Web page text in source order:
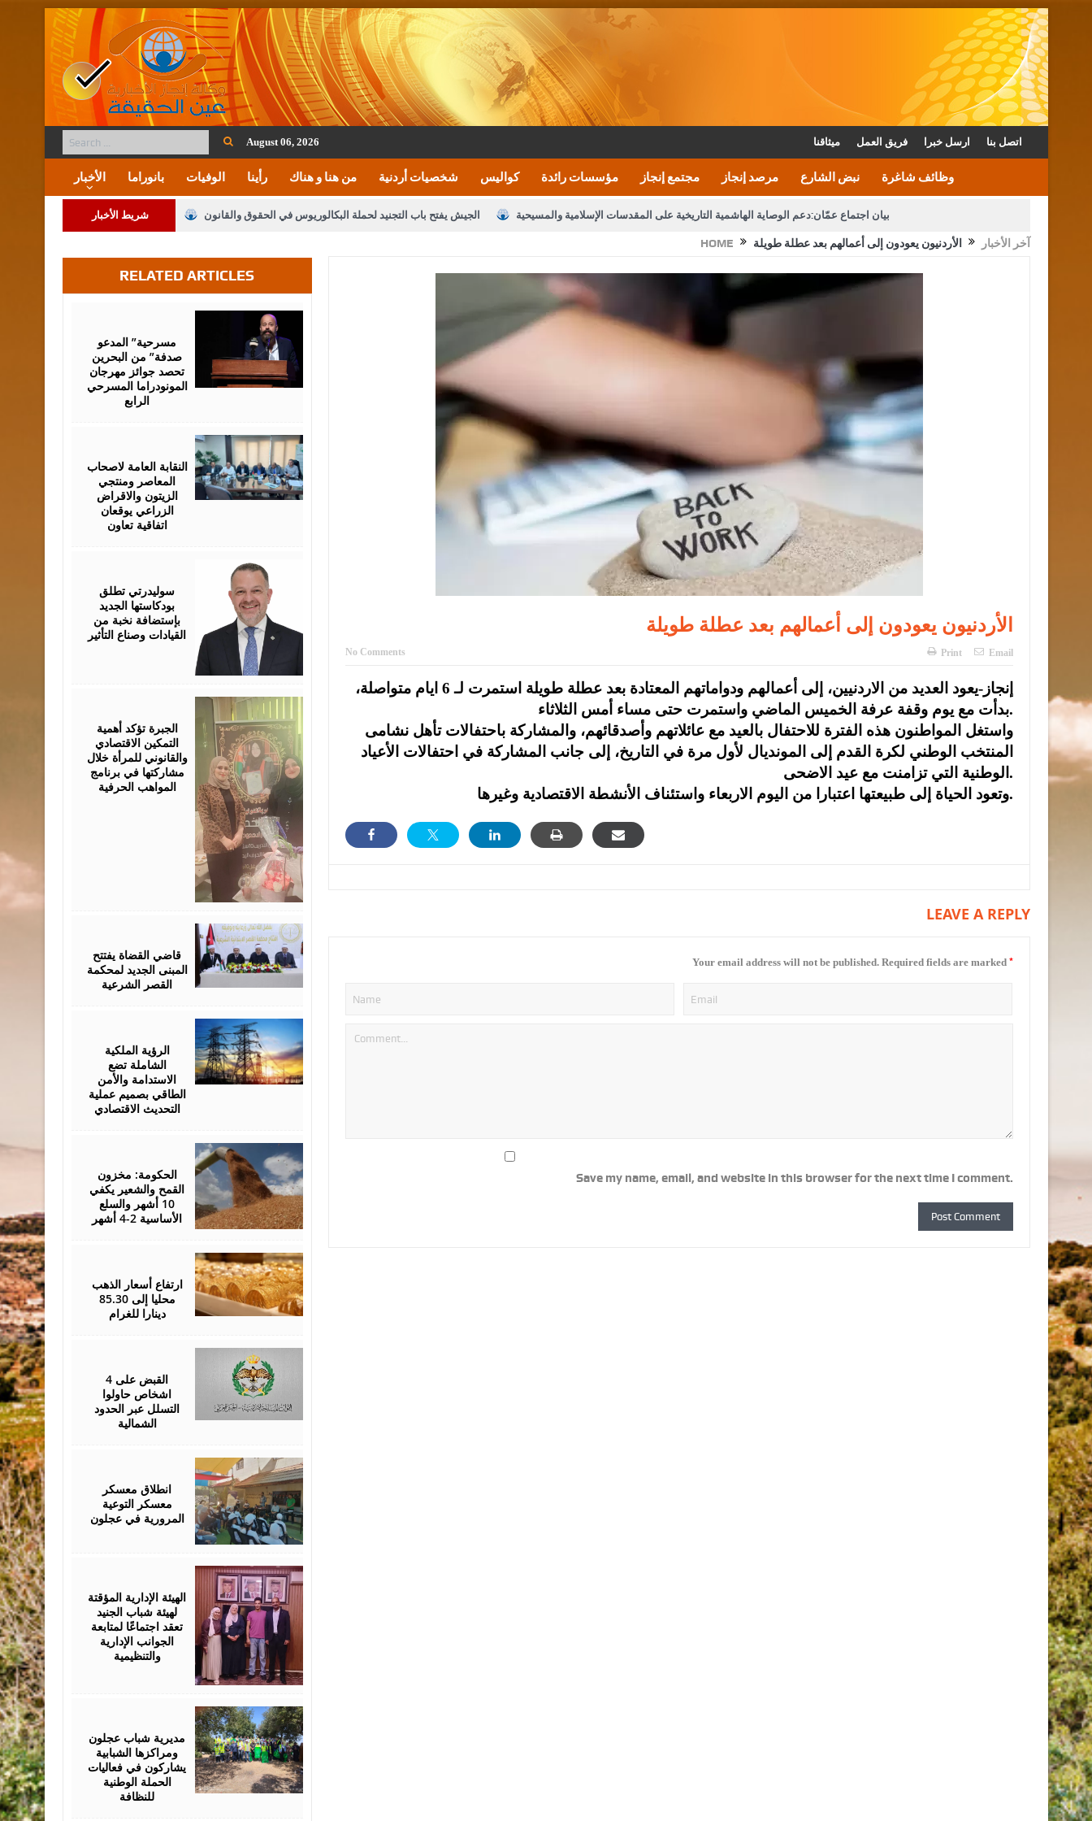
August 06, 2026 ميثاقنا فريق العمل ارسل خبرا اتصل بنا
الأخبار بانوراما الوفيات رأينا من هنا و هناك شخصيات أردنية كواليس مؤسسات رائدة مجتمع إنجاز مرصد إنجاز نبض الشارع وظائف شاغرة
شريط الأخبار الجيش يفتح باب التجنيد لحملة البكالوريوس في الحقوق والقانون بيان اجتماع عمّان:دعم الوصاية الهاشمية التاريخية على المقدسات الإسلامية والمسيحية
القاضي يلتقي رؤساء تحرير الصحف اليومية ويؤكد حرص مجلس النواب على شراكة فاعلة مع الإعلام دعوة المكلفين بخدمة العلم (الدفعة الثالثة) إلى مراجعة منصة خدمة العلم
الملك يلتقي مجموعة من رفاق السلاح الملك يتلقى اتصالا هاتفيا من العاهل البحريني القاضي محمود أحمد فريحات.. مبارك ومزيدا من التوفيق
عارف بيك فريحات.. مبارك وبكم تزهو المناصب
HOME آخر الأخبار الأردنيون يعودون إلى أعمالهم بعد عطلة طويلة
الأردنيون يعودون إلى أعمالهم بعد عطلة طويلة
No Comments Print Email
إنجاز-يعود العديد من الاردنيين، إلى أعمالهم ودواماتهم المعتادة بعد عطلة طويلة استمرت لـ 6 ايام متواصلة،
بدأت مع يوم وقفة عرفة الخميس الماضي واستمرت حتى مساء أمس الثلاثاء.
واستغل المواطنون هذه الفترة للاحتفال بالعيد مع عائلاتهم وأصدقائهم، والمشاركة باحتفالات تأهل نشامى
المنتخب الوطني لكرة القدم إلى المونديال لأول مرة في التاريخ، إلى جانب المشاركة في احتفالات الأعياد
الوطنية التي تزامنت مع عيد الاضحى.
وتعود الحياة إلى طبيعتها اعتبارا من اليوم الاربعاء واستئناف الأنشطة الاقتصادية وغيرها.
LEAVE A REPLY
Your email address will not be published. Required fields are marked *
Save my name, email, and website in this browser for the next time I comment.
RELATED ARTICLES
مسرحية” المدعو
صدفة” من البحرين
تحصد جوائز مهرجان
المونودراما المسرحي
الرابع
النقابة العامة لاصحاب
المعاصر ومنتجي
الزيتون والاقراض
الزراعي يوقعان
اتفاقية تعاون
2026
سوليدرتي تطلق
بودكاستها الجديد
بإستضافة نخبة من
القيادات وصناع التأثير
الجبرة تؤكد أهمية
التمكين الاقتصادي
والقانوني للمرأة خلال
مشاركتها في برنامج
المواهب الحرفية
قاضي القضاة يفتتح
المبنى الجديد لمحكمة
القصر الشرعية
الرؤية الملكية
الشاملة تضع
الاستدامة والأمن
الطاقي بصميم عملية
التحديث الاقتصادي
الحكومة: مخزون
القمح والشعير يكفي
10 أشهر والسلع
الأساسية 2-4 أشهر
ارتفاع أسعار الذهب
محليا إلى 85.30
دينارا للغرام
القبض على 4
اشخاص حاولوا
التسلل عبر الحدود
الشمالية
انطلاق معسكر
معسكر التوعية
المرورية في عجلون
الهيئة الإدارية المؤقتة
لهيئة شباب الجنيد
تعقد اجتماعًا لمتابعة
الجوانب الإدارية
والتنظيمية
مديرية شباب عجلون
ومراكزها الشبابية
يشاركون في فعاليات
الحملة الوطنية
للنظافة